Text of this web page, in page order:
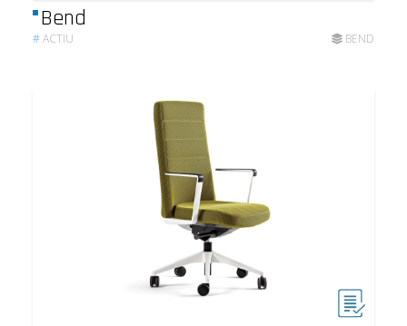
Bend
#ACTIU BEND